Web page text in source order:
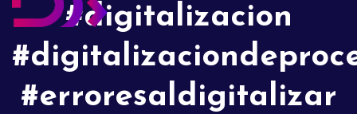
#digitalizacion
#erroresaldigitalizar